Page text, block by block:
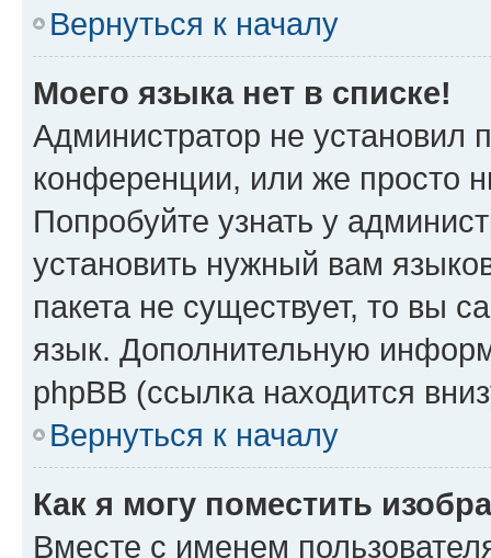
Вернуться к началу
Моего языка нет в списке!
Администратор не установил
конференции, или же просто
Попробуйте узнать у
установить нужный вам
пакета не существует, то вы
язык. Дополнительную
phpBB (ссылка находится
Вернуться к началу
Как я могу поместить
Вместе с именем